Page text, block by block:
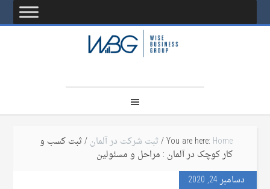
You are here: Home
/ثبت شرکت در آلمان/ ثبت کسب و
کار کوچک در آلمان : مراحل و مسئولین
دسامبر 24, 2020